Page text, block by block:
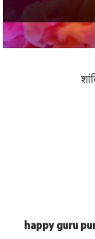
happy guru